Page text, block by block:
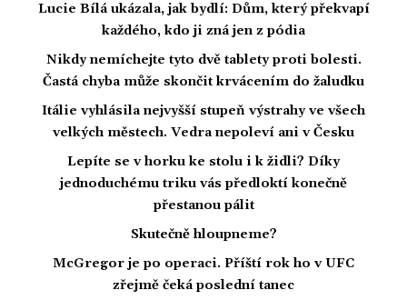
Lucie Bílá ukázala, jak bydlí: Dům, který překvapí
každého, kdo ji zná jen z pódia
Nikdy nemíchejte tyto dvě tablety proti bolesti.
Častá chyba může skončit krvácením do žaludku
Itálie vyhlásila nejvyšší stupeň výstrahy ve všech
velkých městech. Vedra nepoleví ani v Česku
Lepíte se v horku ke stolu i k židli? Díky
jednoduchému triku vás předloktí konečně
přestanou pálit
Skutečně hloupneme?
McGregor je po operaci. Příští rok ho v UFC
zřejmě čeká poslední tanec